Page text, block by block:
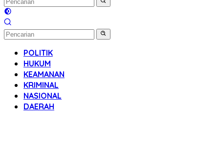
POLITIK
HUKUM
KEAMANAN
KRIMINAL
NASIONAL
DAERAH